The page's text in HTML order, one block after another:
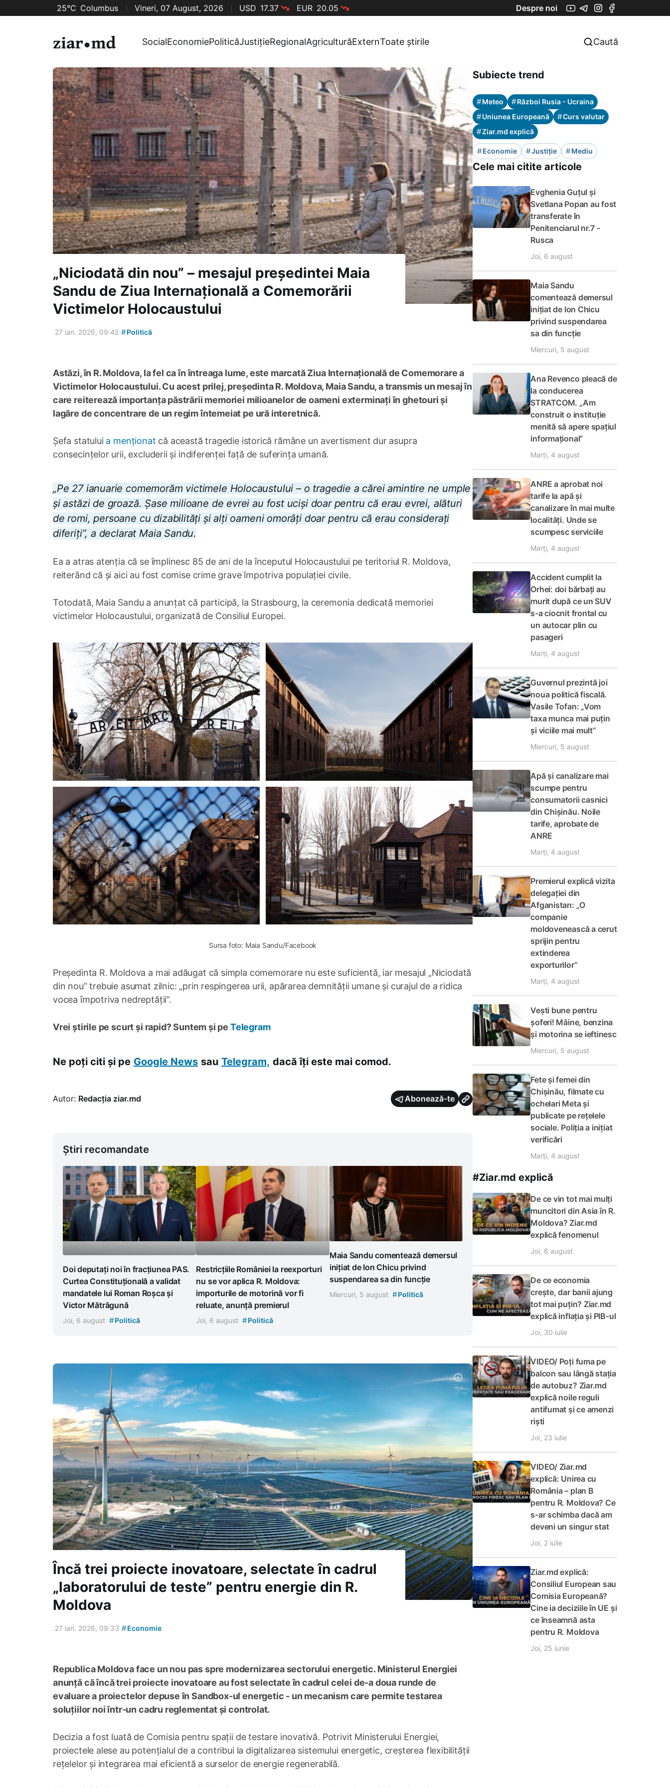
25°C Columbus Vineri, 07 August, 2026 USD 17.37 EUR 20.05 Despre noi
SocialEconomiePoliticăJustițieRegionalAgriculturăExternToate știrile Caută
„Niciodată din nou” – mesajul președintei Maia
Sandu de Ziua Internațională a Comemorării
Victimelor Holocaustului
27 ian. 2026, 09:42 #Politică
Astăzi, în R. Moldova, la fel ca în întreaga lume, este marcată Ziua Internațională de Comemorare a
Victimelor Holocaustului. Cu acest prilej, președinta R. Moldova, Maia Sandu, a transmis un mesaj în
care reiterează importanța păstrării memoriei milioanelor de oameni exterminați în ghetouri și
lagăre de concentrare de un regim întemeiat pe ură interetnică.
Șefa statului a menționat că această tragedie istorică rămâne un avertisment dur asupra
consecințelor urii, excluderii și indiferenței față de suferința umană.
„Pe 27 ianuarie comemorăm victimele Holocaustului – o tragedie a cărei amintire ne umple
și astăzi de groază. Șase milioane de evrei au fost uciși doar pentru că erau evrei, alături
de romi, persoane cu dizabilități și alți oameni omorâți doar pentru că erau considerați
diferiți”, a declarat Maia Sandu.
Ea a atras atenția că se împlinesc 85 de ani de la începutul Holocaustului pe teritoriul R. Moldova,
reiterând că și aici au fost comise crime grave împotriva populației civile.
Totodată, Maia Sandu a anunțat că participă, la Strasbourg, la ceremonia dedicată memoriei
victimelor Holocaustului, organizată de Consiliul Europei.
Sursa foto: Maia Sandu/Facebook
Președinta R. Moldova a mai adăugat că simpla comemorare nu este suficientă, iar mesajul „Niciodată
din nou” trebuie asumat zilnic: „prin respingerea urii, apărarea demnității umane și curajul de a ridica
vocea împotriva nedreptății”.
Vrei știrile pe scurt și rapid? Suntem și pe Telegram
Ne poți citi și pe Google News sau Telegram, dacă îți este mai comod.
Autor: Redacția ziar.md Abonează-te
Știri recomandate
Doi deputați noi în fracțiunea PAS.
Curtea Constituțională a validat
mandatele lui Roman Roșca și
Victor Mătrăgună
Joi, 6 august #Politică
Restricțiile României la reexporturi
nu se vor aplica R. Moldova:
importurile de motorină vor fi
reluate, anunță premierul
Joi, 6 august #Politică
Maia Sandu comentează demersul
inițiat de Ion Chicu privind
suspendarea sa din funcție
Miercuri, 5 august #Politică
Încă trei proiecte inovatoare, selectate în cadrul
„laboratorului de teste” pentru energie din R.
Moldova
27 ian. 2026, 09:33 #Economie
Republica Moldova face un nou pas spre modernizarea sectorului energetic. Ministerul Energiei
anunță că încă trei proiecte inovatoare au fost selectate în cadrul celei de-a doua runde de
evaluare a proiectelor depuse în Sandbox-ul energetic - un mecanism care permite testarea
soluțiilor noi într-un cadru reglementat și controlat.
Decizia a fost luată de Comisia pentru spații de testare inovativă. Potrivit Ministerului Energiei,
proiectele alese au potențialul de a contribui la digitalizarea sistemului energetic, creșterea flexibilității
rețelelor și integrarea mai eficientă a surselor de energie regenerabilă.
Subiecte trend
#Meteo #Război Rusia - Ucraina
#Uniunea Europeană #Curs valutar
#Ziar.md explică
#Economie #Justiție #Mediu
Cele mai citite articole
Evghenia Guțul și
Svetlana Popan au fost
transferate în
Penitenciarul nr.7 -
Rusca
Joi, 6 august
Maia Sandu
comentează demersul
inițiat de Ion Chicu
privind suspendarea
sa din funcție
Miercuri, 5 august
Ana Revenco pleacă de
la conducerea
STRATCOM. „Am
construit o instituție
menită să apere spațiul
informațional”
Marți, 4 august
ANRE a aprobat noi
tarife la apă și
canalizare în mai multe
localități. Unde se
scumpesc serviciile
Marți, 4 august
Accident cumplit la
Orhei: doi bărbați au
murit după ce un SUV
s-a ciocnit frontal cu
un autocar plin cu
pasageri
Marți, 4 august
Guvernul prezintă joi
noua politică fiscală.
Vasile Tofan: „Vom
taxa munca mai puțin
și viciile mai mult”
Miercuri, 5 august
Apă și canalizare mai
scumpe pentru
consumatorii casnici
din Chișinău. Noile
tarife, aprobate de
ANRE
Marți, 4 august
Premierul explică vizita
delegației din
Afganistan: „O
companie
moldovenească a cerut
sprijin pentru
extinderea
exporturilor”
Marți, 4 august
Vești bune pentru
șoferi! Mâine, benzina
și motorina se ieftinesc
Miercuri, 5 august
Fete și femei din
Chișinău, filmate cu
ochelari Meta și
publicate pe rețelele
sociale. Poliția a inițiat
verificări
Marți, 4 august
#Ziar.md explică
De ce vin tot mai mulți
muncitori din Asia în R.
Moldova? Ziar.md
explică fenomenul
Joi, 6 august
De ce economia
crește, dar banii ajung
tot mai puțin? Ziar.md
explică inflația și PIB-ul
Joi, 30 iulie
VIDEO/ Poți fuma pe
balcon sau lângă stația
de autobuz? Ziar.md
explică noile reguli
antifumat și ce amenzi
riști
Joi, 23 iulie
VIDEO/ Ziar.md
explică: Unirea cu
România – plan B
pentru R. Moldova? Ce
s-ar schimba dacă am
deveni un singur stat
Joi, 2 iulie
Ziar.md explică:
Consiliul European sau
Comisia Europeană?
Cine ia deciziile în UE și
ce înseamnă asta
pentru R. Moldova
Joi, 25 iunie